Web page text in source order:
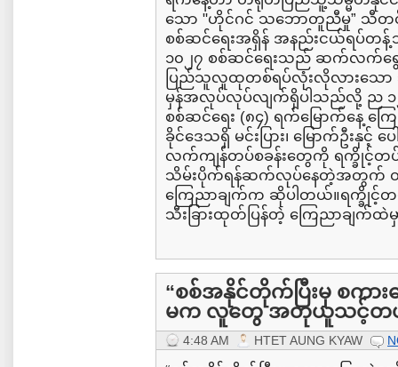
သော "ဟိုင်ဂင် သဘောတူညီမှု” သီတ
စစ်ဆင်ရေးအရှိန် အနည်းငယ်ရပ်
၁၀၂၇ စစ်ဆင်ရေးသည် ဆက်လက်ရွေ့လ
ပြည်သူလူထုတစ်ရပ်လုံးလိုလားသော
မှန်အလုပ်လုပ်လျက်ရှိပါသည်လို့ ည ၁၂
စစ်ဆင်ရေး (၈၄) ရက်မြောက်နေ့ ကြ
ခိုင်ဒေသရှိ မင်းပြား၊ မြောက်ဦးနှ
လက်ကျန်တပ်စခန်းတွေကို ရက္ခိုင့်တ
သိမ်းပိုက်ရန်ဆက်လုပ်နေတဲ့အတွက်
ကြေညာချက်က ဆိုပါတယ်။ရက္ခိုင့်တ
သီးခြားထုတ်ပြန်တဲ့ ကြေညာချက်ထဲ
“စစ်အနိုင်တိုက်ပြီးမှ စကာ
မက လူတွေ အတုယူသင့်တ
4:48 AM HTET AUNG KYAW